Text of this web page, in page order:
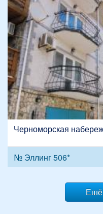
Черноморская
№ Эллинг 506*
Ешё